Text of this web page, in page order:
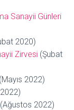
Sanayii Günleri
2020)
Zirvesi (Şubat
(Mayıs 2022)
(Ağustos 2022)